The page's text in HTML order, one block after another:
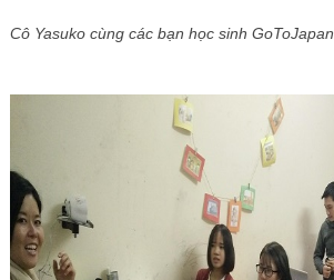
Cô Yasuko cùng các bạn học sinh GoToJapan